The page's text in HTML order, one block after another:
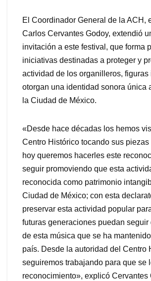
El Coordinador General de la ACH,
Carlos Cervantes Godoy, extendió
invitación a este festival, que forma
iniciativas destinadas a proteger y
actividad de los organilleros,
otorgan una identidad sonora única
la Ciudad de México.
«Desde hace décadas los hemos
Centro Histórico tocando sus
hoy queremos hacerles este
seguir promoviendo que esta
reconocida como patrimonio
Ciudad de México; con esta
preservar esta actividad popular
futuras generaciones puedan seguir
de esta música que se ha
país. Desde la autoridad del Centro
seguiremos trabajando para que se
reconocimiento», explicó Cervantes